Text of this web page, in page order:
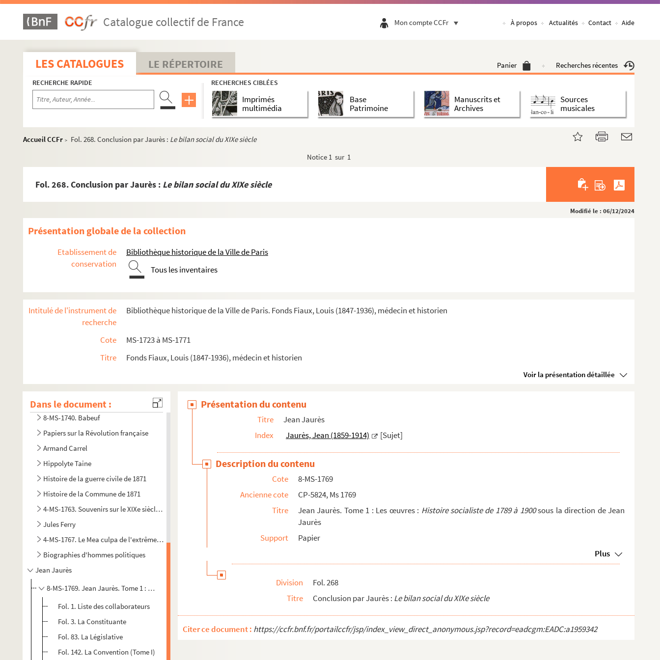
Catalogue collectif de France Mon compte CCFr À propos Actualités Contact Aide
LES CATALOGUES LE RÉPERTOIRE Panier Recherches récentes
RECHERCHE RAPIDE RECHERCHES CIBLÉES
Imprimés
multimédia
Base
Patrimoine
Manuscrits et
Archives
Sources
musicales
Accueil CCFr > Fol. 268. Conclusion par Jaurès : Le bilan social du XIXe siècle
Notice 1 sur 1
Fol. 268. Conclusion par Jaurès : Le bilan social du XIXe siècle
Modifié le : 06/12/2024
Présentation globale de la collection
Etablissement de
conservation
Bibliothèque historique de la Ville de Paris
Tous les inventaires
Intitulé de l'instrument de
recherche
Bibliothèque historique de la Ville de Paris. Fonds Fiaux, Louis (1847-1936), médecin et historien
Cote
MS-1723 à MS-1771
Titre
Fonds Fiaux, Louis (1847-1936), médecin et historien
Voir la présentation détaillée
Dans le document :
Documents relatifs à ses activités de médecin et à son mandat de conseiller municipal
4-MS-1726. Notes diverses de Louis Fiaux
4-MS-1727. Jeanne d'Arc, la Pucelle
4-MS-1728. Moeurs des prêtres et du clergé : le célibat et le mariage des prêtres
4-MS-1729. Le mariage et le divorce
Documentation relative à
Manon Lescaut
Séparation de l'Église et de l'État
Auteurs du XVIIIe siècle
8-MS-1738. Notes sur la Corse
8-MS-1739. Notes pour
Rouget de l'Isleet la Marseillaise
8-MS-1740. Babeuf
Papiers sur la Révolution française
Armand Carrel
Hippolyte Taine
Histoire de la guerre civile de 1871
Histoire de la Commune de 1871
4-MS-1763. Souvenirs sur le XIXe siècle et début de la IIIe République
Jules Ferry
4-MS-1767. Le Mea culpa de l'extrême gauche par Louis Fiaux : extraits d'Histoire contemporaine
Biographies d'hommes politiques
Jean Jaurès
8-MS-1769. Jean Jaurès. Tome 1 : Les œuvres :
Histoire socialiste de 1789 à 1900sous la direction de Jean Jaur...
Fol. 1. Liste des collaborateurs
Fol. 3. La Constituante
Fol. 83. La Législative
Fol. 142. La Convention (Tome I)
Présentation du contenu
Titre
Jean Jaurès
Index
Jaurès, Jean (1859-1914) [Sujet]
Description du contenu
Cote
8-MS-1769
Ancienne cote
CP-5824, Ms 1769
Titre
Jean Jaurès. Tome 1 : Les œuvres : Histoire socialiste de 1789 à 1900sous la direction de Jean
Jaurès
Support
Papier
Plus
Division
Fol. 268
Titre
Conclusion par Jaurès : Le bilan social du XIXe siècle
Citer ce document : https://ccfr.bnf.fr/portailccfr/jsp/index_view_direct_anonymous.jsp?record=eadcgm:EADC:a1959342